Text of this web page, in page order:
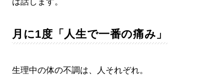
月に1度「人生で一番の痛み」
生理中の体の不調は、人それぞれ。